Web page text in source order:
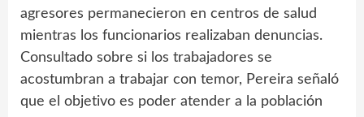
agresores permanecieron en centros de salud
mientras los funcionarios realizaban denuncias.
Consultado sobre si los trabajadores se
acostumbran a trabajar con temor, Pereira señaló
que el objetivo es poder atender a la población